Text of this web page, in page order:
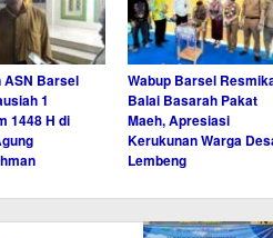
ASN Barsel
1
1448 H di
Wabup Barsel
Balai Basarah Pakat
Maeh, Apresiasi
Kerukunan Warga
Lembeng